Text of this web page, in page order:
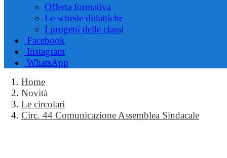
Offerta formativa
Le schede didattiche
I progetti delle classi
Facebook
Instagram
WhatsApp
Home
Novità
Le circolari
Circ. 44 Comunicazione Assemblea Sindacale